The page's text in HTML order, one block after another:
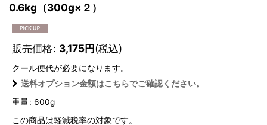
0.6kg（300g×２）
販売価格: 3,175円(税込)
クール便代が必要になります。
送料オプション金額はこちらでご確認ください。
重量: 600g
この商品は軽減税率の対象です。